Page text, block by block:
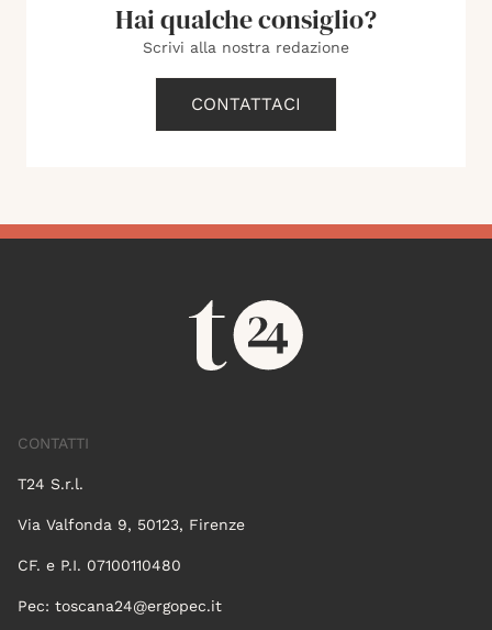
Hai qualche consiglio?
Scrivi alla nostra redazione
CONTATTACI
CONTATTI
T24 S.r.l.
Via Valfonda 9, 50123, Firenze
CF. e P.I. 07100110480
Pec: toscana24@ergopec.it